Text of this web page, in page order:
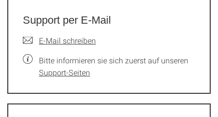
Support per E-Mail
E-Mail schreiben
Bitte informieren sie sich zuerst auf unseren
Support-Seiten